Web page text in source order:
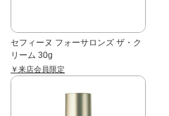
セフィーヌ フォーサロンズ ザ・ク
リーム 30g
￥来店会員限定